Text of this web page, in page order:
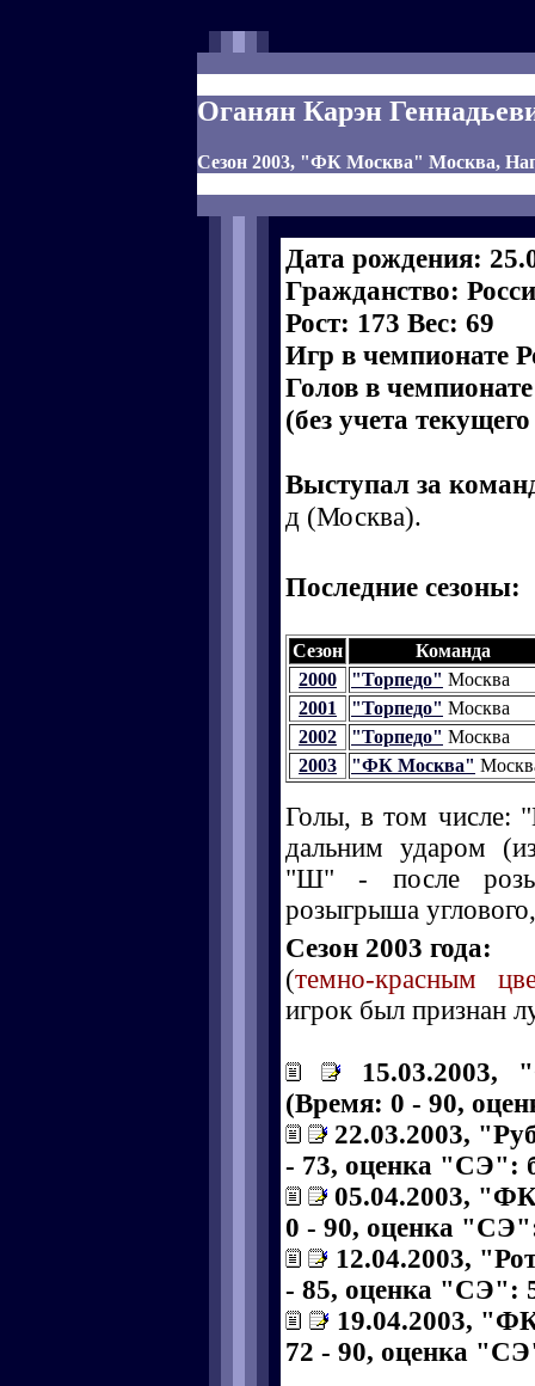
Оганян Карэн
Сезон 2003, "ФК Москва" Москва,
Дата рождения:
Гражданство:
Рост: 173 Вес: 69
Игр в чемпионате
Голов в
(без учета
Выступал за
д (Москва).
Последние сезоны:
Сезон
Команда
2000
"Торпедо" Москва
2001
"Торпедо" Москва
2002
"Торпедо" Москва
2003
"ФК Москва"
Голы, в том числе:
дальним ударом
"Ш" - после
розыгрыша
Сезон 2003 года:
(темно-красным
игрок был признан
(Время: 0 - 90,
22.03.2003,
- 73, оценка "СЭ":
05.04.2003,
0 - 90, оценка
12.04.2003,
- 85, оценка "СЭ":
19.04.2003,
72 - 90, оценка